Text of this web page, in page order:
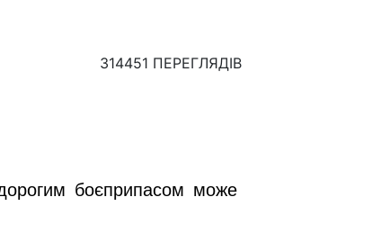
314451 ПЕРЕГЛЯДІВ
боєприпасом може